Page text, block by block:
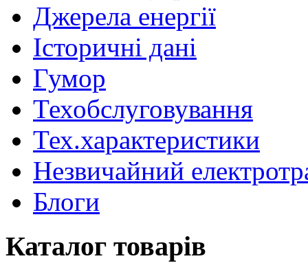
Джерела енергії
Історичні дані
Гумор
Техобслуговування
Тех.характеристики
Незвичайний
Блоги
Каталог товарів